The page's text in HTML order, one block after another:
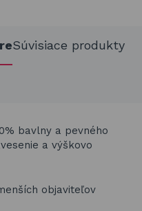
Súvisiace produkty
bavlny a pevného
a výškovo
objaviteľov